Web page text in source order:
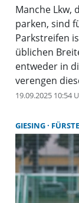
Manche Lkw,
parken, sind
Parkstreifen
üblichen
entweder in
verengen
19.09.2025 10:54
GIESING